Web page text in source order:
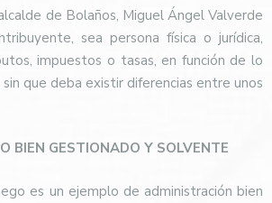
de Bolaños, Miguel Ángel Valverde
sea persona física o jurídica,
impuestos o tasas, en función de lo
que deba existir diferencias entre unos
BIEN GESTIONADO Y SOLVENTE
es un ejemplo de administración bien